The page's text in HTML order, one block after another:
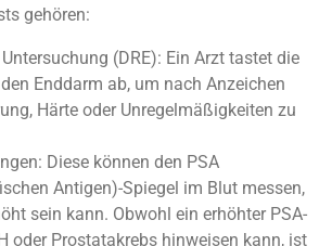
gehören:
(DRE): Ein Arzt tastet die
Enddarm ab, um nach Anzeichen
Härte oder Unregelmäßigkeiten zu
Diese können den PSA
Antigen)-Spiegel im Blut messen,
sein kann. Obwohl ein erhöhter PSA-
oder Prostatakrebs hinweisen kann, ist